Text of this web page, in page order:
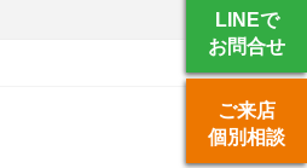
LINEで
お問合せ
ご来店
個別相談